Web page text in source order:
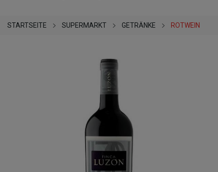
STARTSEITE SUPERMARKT GETRÄNKE ROTWEIN